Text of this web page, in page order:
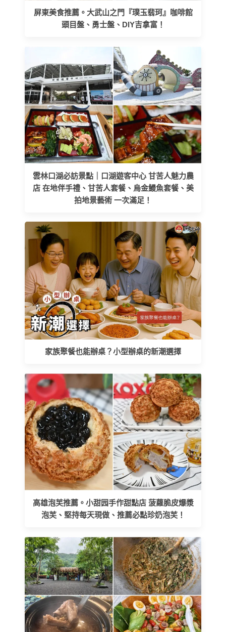
屏東美食推薦。大武山之門『璞玉翡珂』咖啡館
頭目盤、勇士盤、DIY吉拿富！
雲林口湖必訪景點｜口湖遊客中心 甘苦人魅力農
店 在地伴手禮、甘苦人套餐、烏金鰻魚套餐、美
拍地景藝術 一次滿足！
家族聚餐也能辦桌？小型辦桌的新潮選擇
高雄泡芙推薦。小甜园手作甜點店 菠蘿脆皮爆漿
泡芙、堅持每天現做、推薦必點珍奶泡芙！